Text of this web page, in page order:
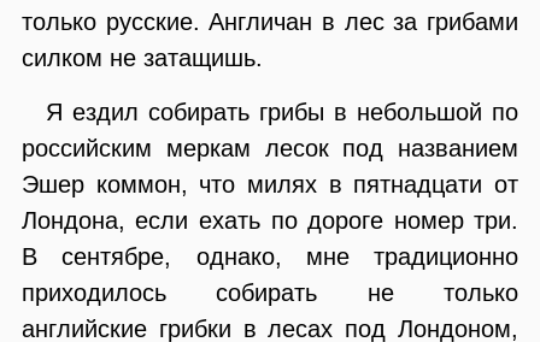
только русские. Англичан в лес за грибами
силком не затащишь.
Я ездил собирать грибы в небольшой по
российским меркам лесок под названием
Эшер коммон, что милях в пятнадцати от
Лондона, если ехать по дороге номер три.
В сентябре, однако, мне традиционно
приходилось собирать не только
английские грибки в лесах под Лондоном,